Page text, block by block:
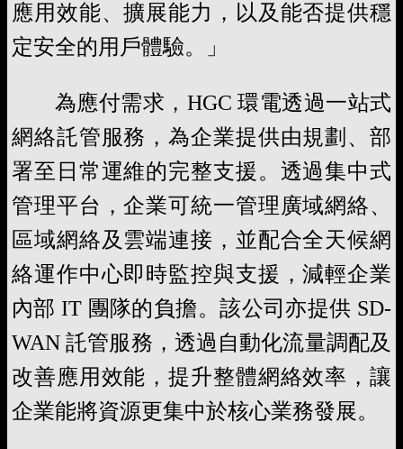
應用效能、擴展能力，以及能否提供穩
定安全的用戶體驗。」
為應付需求，HGC 環電透過一站式
網絡託管服務，為企業提供由規劃、部
署至日常運維的完整支援。透過集中式
管理平台，企業可統一管理廣域網絡、
區域網絡及雲端連接，並配合全天候網
絡運作中心即時監控與支援，減輕企業
內部 IT 團隊的負擔。該公司亦提供 SD-
WAN 託管服務，透過自動化流量調配及
改善應用效能，提升整體網絡效率，讓
企業能將資源更集中於核心業務發展。